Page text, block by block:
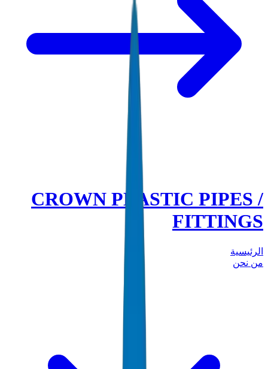
CROWN PLASTIC PIPES /
FITTINGS
الرئيسية
من نحن